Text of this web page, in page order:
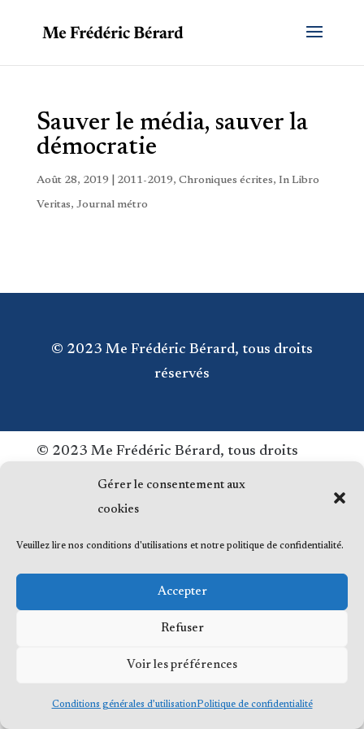
Gérer le consentement aux
cookies
Veuillez lire nos conditions d'utilisations et notre politique de confidentialité.
Accepter
Refuser
Voir les préférences
Conditions générales d’utilisationPolitique de confidentialité
Sauver le média, sauver la
démocratie
Août 28, 2019 2011-2019, Chroniques écrites, In Libro
Veritas, Journal métro
© 2023 Me Frédéric Bérard, tous droits
réservés
© 2023 Me Frédéric Bérard, tous droits